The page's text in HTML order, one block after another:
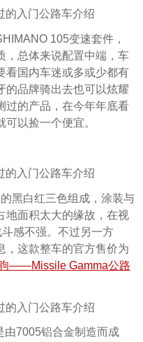
105变速套件，
，总体来说配置中端，车
看国内车迷或多或少都有
的品牌骑出去也可以炫耀
过的产品，在今年年底看
以捡一个便宜。
黑白红三色组成，涂装与
地面积太大的缘故，在视
感不强。不过另一方
，这款整车的官方售价为
——Missile Gamma公路
由7005铝合金制造而成